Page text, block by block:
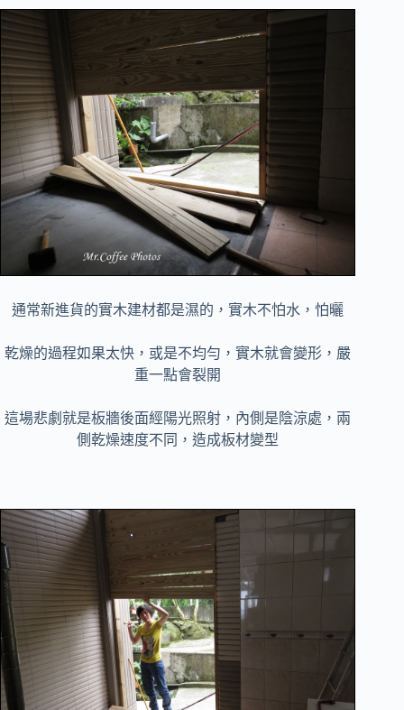
通常新進貨的實木建材都是濕的，實木不怕水，怕曬
乾燥的過程如果太快，或是不均勻，實木就會變形，嚴
重一點會裂開
這場悲劇就是板牆後面經陽光照射，內側是陰涼處，兩
側乾燥速度不同，造成板材變型